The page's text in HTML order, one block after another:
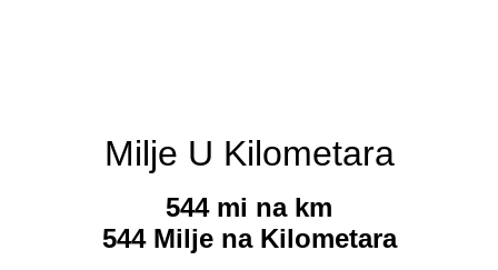
Milje U Kilometara
544 mi na km
544 Milje na Kilometara